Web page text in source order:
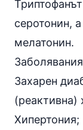
серотонин,
мелатонин.
Захарен
(реактивна)
Хипертония;